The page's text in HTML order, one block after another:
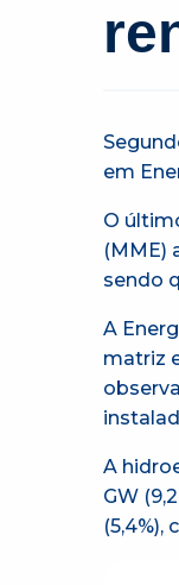
em
O
(MME)
sendo
A
matriz
A
GW
(5,4%),